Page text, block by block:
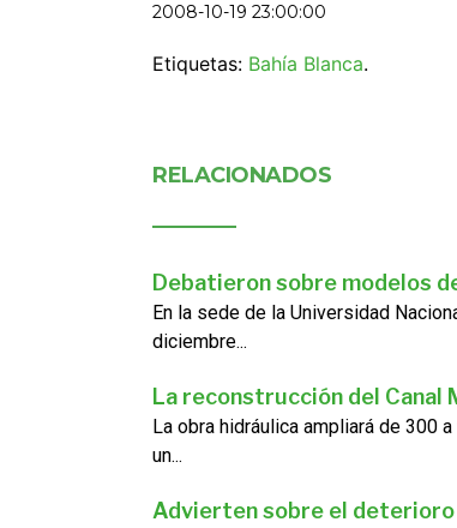
2008-10-19 23:00:00
Etiquetas: Bahía Blanca.
RELACIONADOS
Debatieron sobre modelos
En la sede de la Universidad
diciembre...
La reconstrucción del Canal
La obra hidráulica ampliará de 300
un...
Advierten sobre el